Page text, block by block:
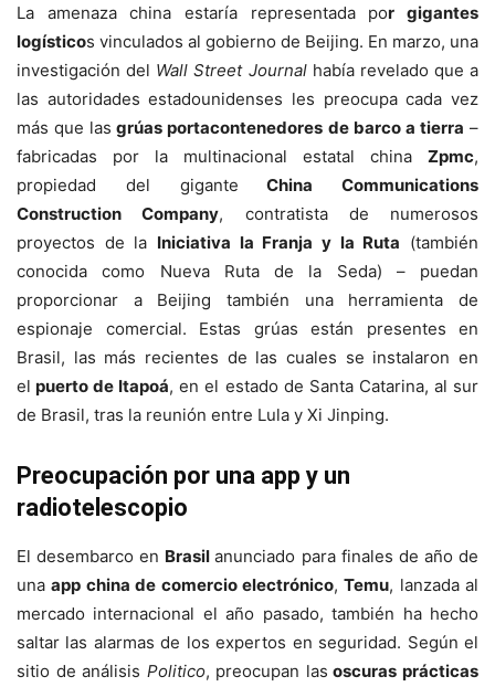
La amenaza china estaría representada por gigantes
logísticos vinculados al gobierno de Beijing. En marzo, una
investigación del Wall Street Journal había revelado que a
las autoridades estadounidenses les preocupa cada vez
más que las grúas portacontenedores de barco a tierra –
fabricadas por la multinacional estatal china Zpmc,
propiedad del gigante China Communications
Construction Company, contratista de numerosos
proyectos de la Iniciativa la Franja y la Ruta (también
conocida como Nueva Ruta de la Seda) – puedan
proporcionar a Beijing también una herramienta de
espionaje comercial. Estas grúas están presentes en
Brasil, las más recientes de las cuales se instalaron en
el puerto de Itapoá, en el estado de Santa Catarina, al sur
de Brasil, tras la reunión entre Lula y Xi Jinping.
Preocupación por una app y un
radiotelescopio
El desembarco en Brasilanunciado para finales de año de
unaapp china de comercio electrónico,Temu, lanzada al
mercado internacional el año pasado, también ha hecho
saltar las alarmas de los expertos en seguridad. Según el
sitio de análisis Politico, preocupan las oscuras prácticas